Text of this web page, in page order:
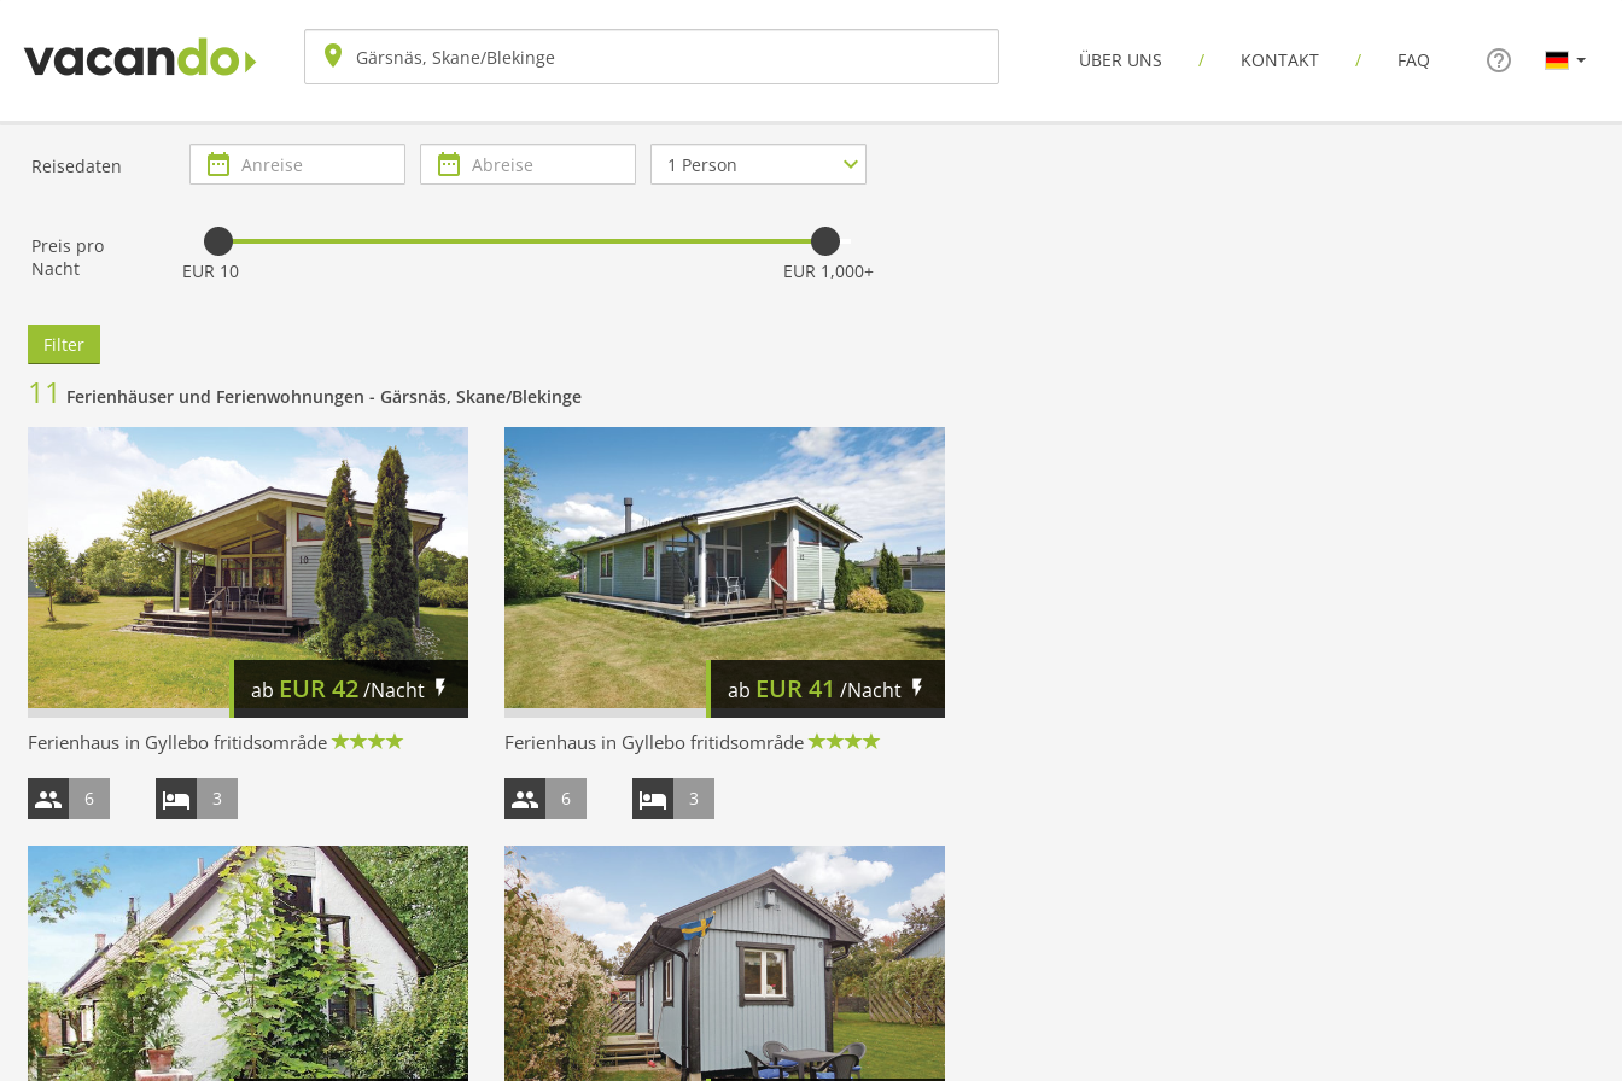
ÜBER UNS KONTAKT FAQ
Reisedaten Anreise Abreise
Anzahl
Personen
Preis pro
Nacht
EUR 10 EUR 1,000+
Filter
11 Ferienhäuser und Ferienwohnungen - Gärsnäs, Skane/Blekinge
ab EUR42/Nacht
Ferienhaus in Gyllebo fritidsområde
6 3
ab EUR41 /Nacht
Ferienhaus in Gyllebo fritidsområde
6 3